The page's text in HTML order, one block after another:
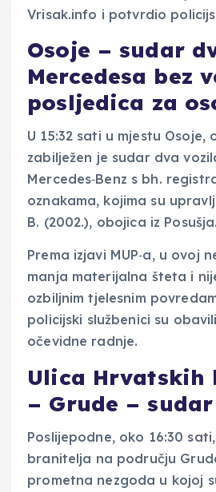
Vrisak.info i potvrdio
Osoje – sudar
Mercedesa bez
posljedica za
U 15:32 sati u mjestu Osoje,
zabilježen je sudar dva
Mercedes‑Benz s bh.
oznakama, kojima su
B. (2002.), obojica iz Posušja.
Prema izjavi MUP‑a, u ovoj
manja materijalna šteta i
ozbiljnim tjelesnim
policijski službenici su
očevidne radnje.
Ulica Hrvatskih
– Grude –
Poslijepodne, oko 16:30
branitelja na području
prometna nezgoda u kojoj